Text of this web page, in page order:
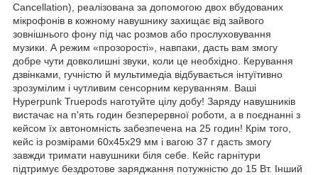
Cancellation), реалізована за допомогою двох вбудованих
мікрофонів в кожному навушнику захищає від зайвого
зовнішнього фону під час розмов або прослуховування
музики. А режим «прозорості», навпаки, дасть вам змогу
добре чути довколишні звуки, коли це необхідно. Керування
дзвінками, гучністю й мультимедіа відбувається інтуїтивно
зрозумілим і чутливим сенсорним керуванням. Ваші
Hyperpunk Truepods наготуйте цілу добу! Заряду навушників
вистачає на п'ять годин безперервної роботи, а в поєднанні з
кейсом їх автономність забезпечена на 25 годин! Крім того,
кейс із розмірами 60х45х29 мм і вагою 37 г дасть змогу
завжди тримати навушники біля себе. Кейс гарнітури
підтримує бездротове заряджання потужністю до 15 Вт. Інший